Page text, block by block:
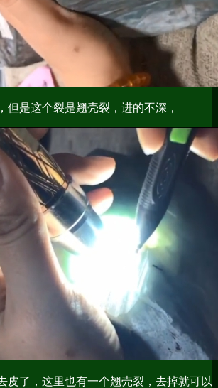
但是这个裂是翘壳裂，进的不深，
皮了，这里也有一个翘壳裂，去掉就可以